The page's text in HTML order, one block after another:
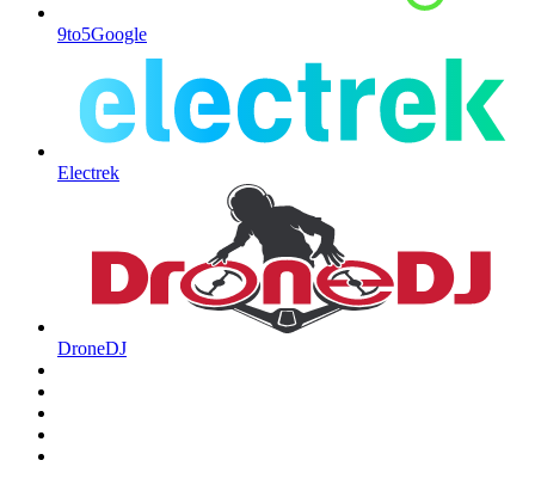
9to5Google
Electrek
DroneDJ